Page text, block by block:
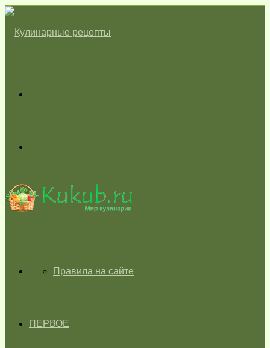
skin
ГЛАВНАЯПравила на сайте
ПЕРВОЕ